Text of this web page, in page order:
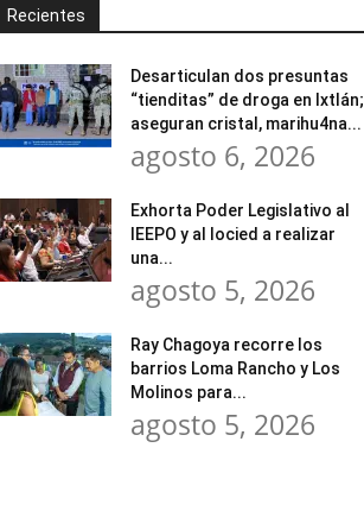
Recientes
Desarticulan dos presuntas
“tienditas” de droga en Ixtlán;
aseguran cristal, marihu4na...
agosto 6, 2026
Exhorta Poder Legislativo al
IEEPO y al Iocied a realizar
una...
agosto 5, 2026
Ray Chagoya recorre los
barrios Loma Rancho y Los
Molinos para...
agosto 5, 2026